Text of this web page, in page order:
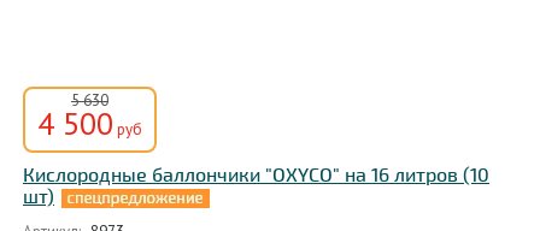
5 630
4 500 руб
Кислородные баллончики "OXYCO" на 16 литров (10
шт)